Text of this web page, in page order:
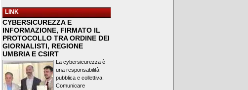
LINK
CYBERSICUREZZA E
INFORMAZIONE, FIRMATO IL
PROTOCOLLO TRA ORDINE DEI
GIORNALISTI, REGIONE
UMBRIA E CSIRT
La cybersicurezza è
una responsabilità
pubblica e collettiva.
Comunicare